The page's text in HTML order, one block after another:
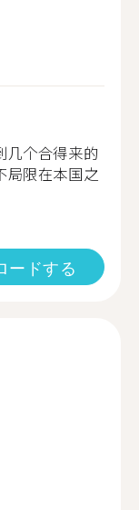
几个合得来的
局限在本国之
ードする